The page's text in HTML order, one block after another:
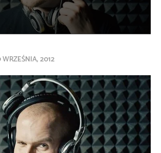
WRZEŚNIA, 2012